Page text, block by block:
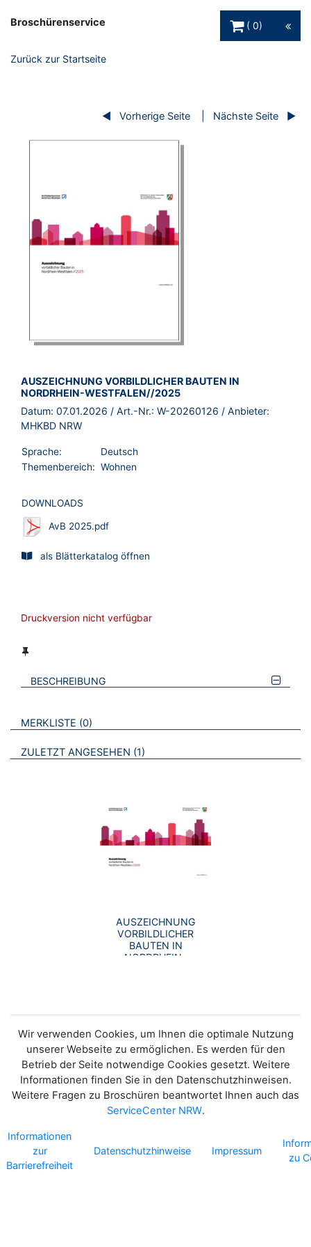
Broschürenservice
0
Zurück zur Startseite
Vorherige Seite Nächste Seite
BROSCHÜRE:
AUSZEICHNUNG VORBILDLICHER BAUTEN IN
NORDRHEIN-WESTFALEN//2025
Datum: 07.01.2026 / Art.-Nr.: W-20260126 / Anbieter:
MHKBD NRW
Sprache:
Deutsch
Themenbereich: Wohnen
DOWNLOADS
AvB 2025.pdf
als Blätterkatalog öffnen
Druckversion nicht verfügbar
BESCHREIBUNG
VERWEISE AUF VERMERKTE- ODER ZULETZT ANGESEHENE
MERKLISTE 0 BROSCHÜREN
ZULETZT ANGESEHEN 1 BROSCHÜREN
AUSZEICHNUNG
VORBILDLICHER
BAUTEN IN
NORDRHEIN-
Wir verwenden Cookies, um Ihnen die optimale Nutzung
unserer Webseite zu ermöglichen. Es werden für den
Betrieb der Seite notwendige Cookies gesetzt. Weitere
Informationen finden Sie in den Datenschutzhinweisen.
Weitere Fragen zu Broschüren beantwortet Ihnen auch das
ServiceCenter NRW.
Informationen
zur
Barrierefreiheit
Datenschutzhinweise Impressum
zu